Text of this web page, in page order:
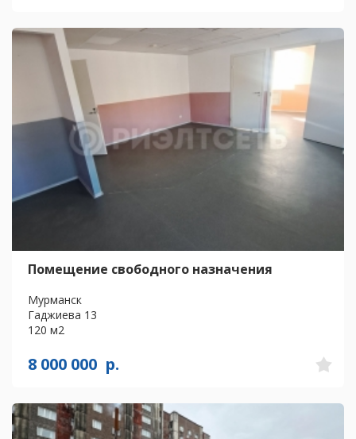
Помещение свободного назначения
Мурманск
Гаджиева 13
120 м2
8 000 000 р.